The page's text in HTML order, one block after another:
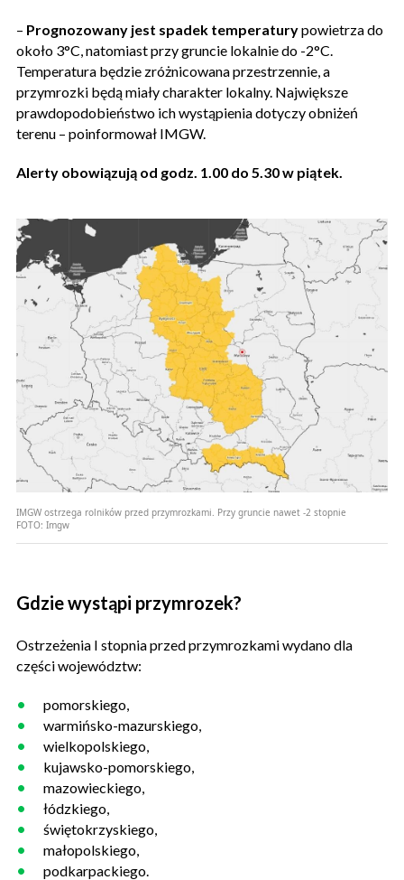
– Prognozowany jest spadek temperaturypowietrza do
około 3°C, natomiast przy gruncie lokalnie do -2°C.
Temperatura będzie zróżnicowana przestrzennie, a
przymrozki będą miały charakter lokalny. Największe
prawdopodobieństwo ich wystąpienia dotyczy obniżeń
terenu – poinformował IMGW.
Alerty obowiązują od godz. 1.00 do 5.30 w piątek.
IMGW ostrzega rolników przed przymrozkami. Przy gruncie nawet -2 stopnie
FOTO: Imgw
Gdzie wystąpi przymrozek?
Ostrzeżenia I stopnia przed przymrozkami wydano dla
części województw:
pomorskiego,
warmińsko-mazurskiego,
wielkopolskiego,
kujawsko-pomorskiego,
mazowieckiego,
łódzkiego,
świętokrzyskiego,
małopolskiego,
podkarpackiego.